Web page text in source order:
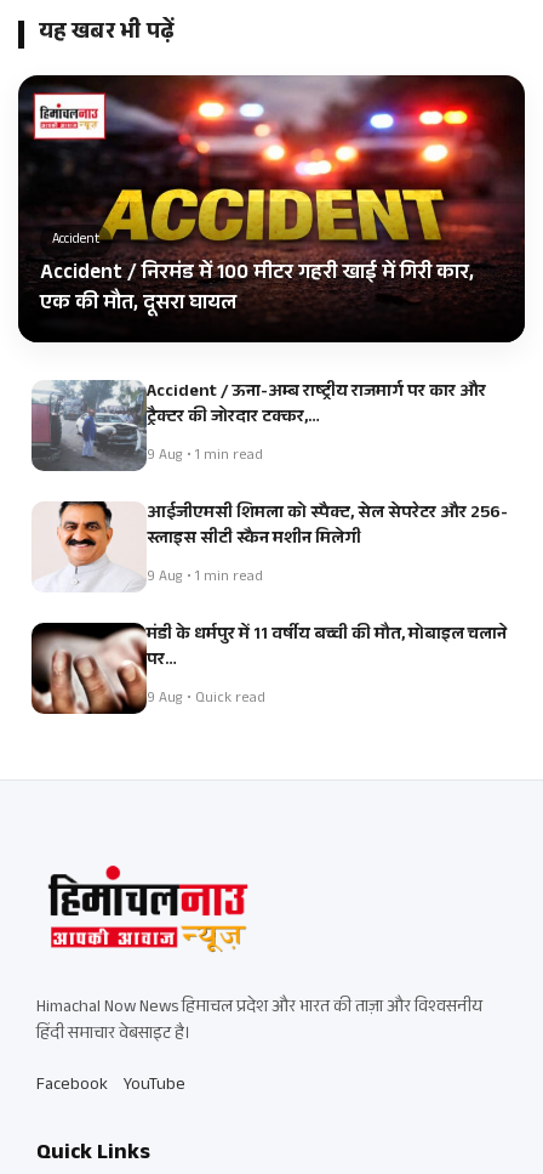
यह खबर भी पढ़ें
Accident
Accident / निरमंड में 100 मीटर गहरी खाई में गिरी कार,
एक की मौत, दूसरा घायल
Accident / ऊना-अम्ब राष्ट्रीय राजमार्ग पर कार और
ट्रैक्टर की जोरदार टक्कर,…
9 Aug • 1 min read
आईजीएमसी शिमला को स्पैक्ट, सेल सेपरेटर और 256-
स्लाइस सीटी स्कैन मशीन मिलेगी
9 Aug • 1 min read
मंडी के धर्मपुर में 11 वर्षीय बच्ची की मौत, मोबाइल चलाने
पर…
9 Aug • Quick read
Himachal Now News हिमाचल प्रदेश और भारत की ताज़ा और विश्वसनीय
हिंदी समाचार वेबसाइट है।
Facebook YouTube
Quick Links